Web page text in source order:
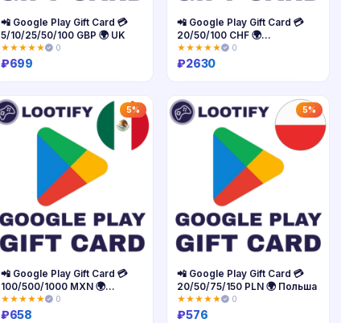
📲 Google Play Gift Card 💳
5/10/25/50/100 GBP 🌍 UK
★★★★★ 0
₽699
📲 Google Play Gift Card 💳
20/50/100 CHF 🌍
Швейцария
★★★★★ 0
₽2630
5%
📲 Google Play Gift Card 💳
100/500/1000 MXN 🌍
Мексика
★★★★★ 0
₽658
5%
📲 Google Play Gift Card 💳
20/50/75/150 PLN 🌍 Польша
★★★★★ 0
₽576